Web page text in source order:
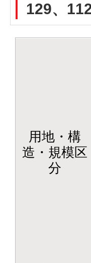
129、112
用地・構
造・規模区
分